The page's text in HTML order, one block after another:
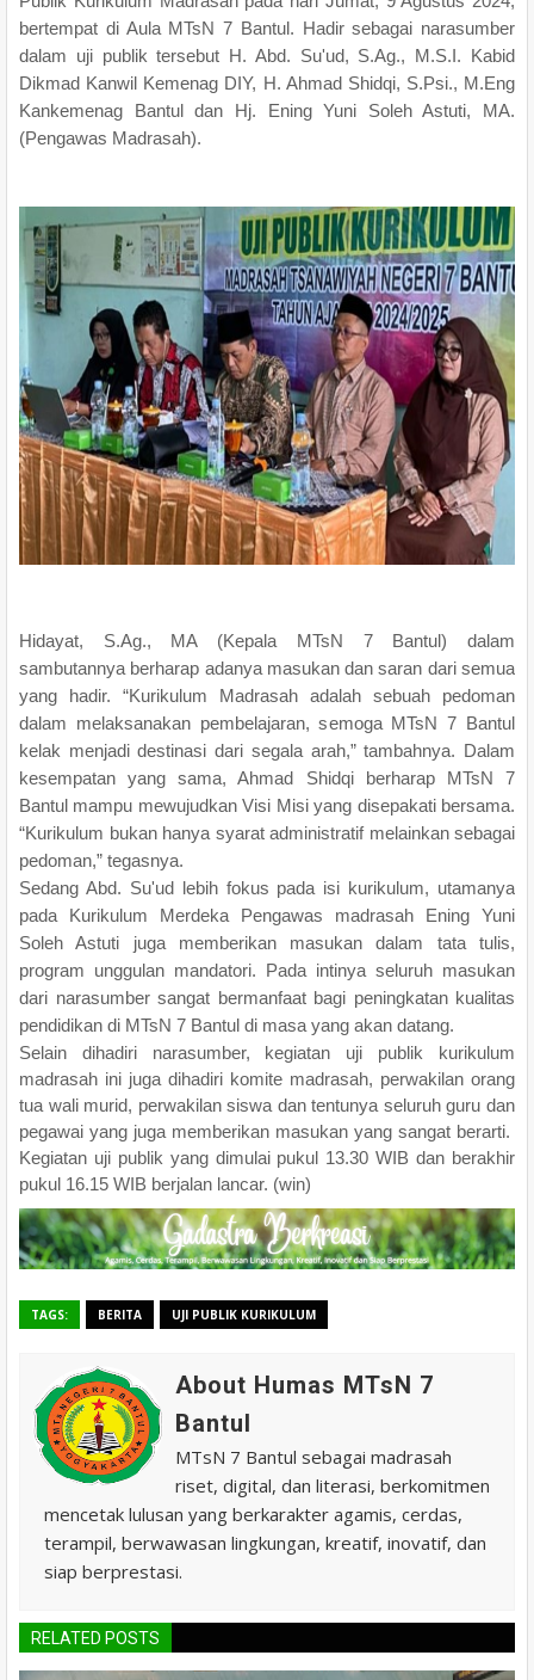
bertempat di Aula MTsN 7 Bantul. Hadir sebagai narasumber
dalam uji publik tersebut H. Abd. Su'ud, S.Ag., M.S.I. Kabid
Dikmad Kanwil Kemenag DIY, H. Ahmad Shidqi, S.Psi., M.Eng
Kankemenag Bantul dan Hj. Ening Yuni Soleh Astuti, MA.
(Pengawas Madrasah).
Hidayat, S.Ag., MA (Kepala MTsN 7 Bantul) dalam
sambutannya berharap adanya masukan dan saran dari semua
yang hadir. “Kurikulum Madrasah adalah sebuah pedoman
dalam melaksanakan pembelajaran, semoga MTsN 7 Bantul
kelak menjadi destinasi dari segala arah,” tambahnya. Dalam
kesempatan yang sama, Ahmad Shidqi berharap MTsN 7
Bantul mampu mewujudkan Visi Misi yang disepakati bersama.
“Kurikulum bukan hanya syarat administratif melainkan sebagai
pedoman,” tegasnya.
Sedang Abd. Su'ud lebih fokus pada isi kurikulum, utamanya
pada Kurikulum Merdeka Pengawas madrasah Ening Yuni
Soleh Astuti juga memberikan masukan dalam tata tulis,
program unggulan mandatori. Pada intinya seluruh masukan
dari narasumber sangat bermanfaat bagi peningkatan kualitas
pendidikan di MTsN 7 Bantul di masa yang akan datang.
Selain dihadiri narasumber, kegiatan uji publik kurikulum
madrasah ini juga dihadiri komite madrasah, perwakilan orang
tua wali murid, perwakilan siswa dan tentunya seluruh guru dan
pegawai yang juga memberikan masukan yang sangat berarti.
Kegiatan uji publik yang dimulai pukul 13.30 WIB dan berakhir
pukul 16.15 WIB berjalan lancar. (win)
TAGS: BERITA UJI PUBLIK KURIKULUM
About Humas MTsN 7
Bantul
MTsN 7 Bantul sebagai madrasah
riset, digital, dan literasi, berkomitmen
mencetak lulusan yang berkarakter agamis, cerdas,
terampil, berwawasan lingkungan, kreatif, inovatif, dan
siap berprestasi.
RELATED POSTS